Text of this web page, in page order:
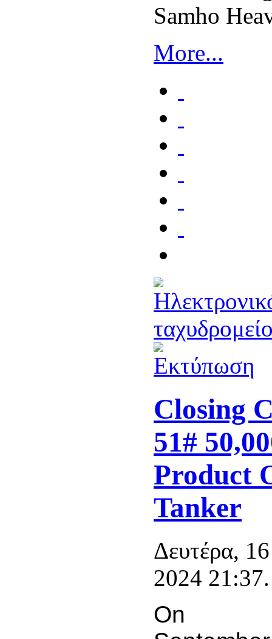
Samho
More...
Closing
51#
Product
Tanker
Δευτέρα,
2024 21:37.
On